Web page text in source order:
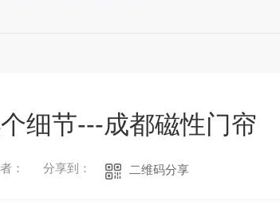
细节---成都磁性门帘
： 分享到： 二维码分享